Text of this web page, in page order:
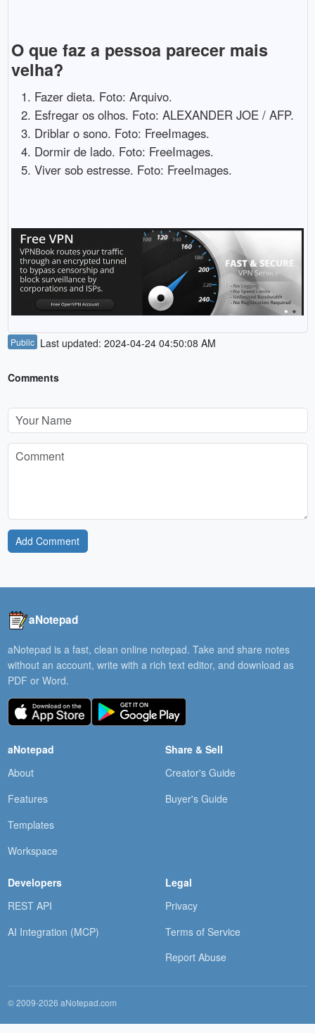
O que faz a pessoa parecer mais
velha?
Fazer dieta. Foto: Arquivo.
Esfregar os olhos. Foto: ALEXANDER JOE / AFP.
Driblar o sono. Foto: FreeImages.
Dormir de lado. Foto: FreeImages.
Viver sob estresse. Foto: FreeImages.
Public Last updated: 2024-04-24 04:50:08 AM
Comments
Add Comment
aNotepad
aNotepad is a fast, clean online notepad. Take and share notes
without an account, write with a rich text editor, and download as
PDF or Word.
aNotepad
About
Features
Templates
Workspace
Share & Sell
Creator's Guide
Buyer's Guide
Developers
REST API
AI Integration (MCP)
Legal
Privacy
Terms of Service
Report Abuse
© 2009-2026 aNotepad.com